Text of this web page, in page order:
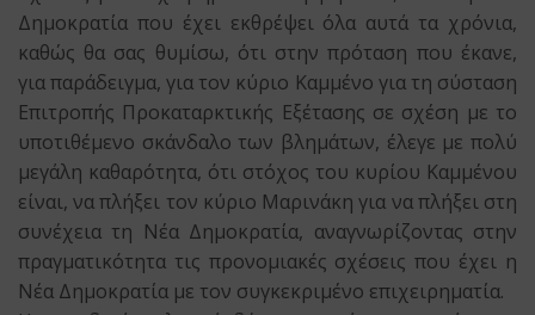
Δημοκρατία που έχει εκθρέψει όλα αυτά τα χρόνια,
καθώς θα σας θυμίσω, ότι στην πρόταση που έκανε,
για παράδειγμα, για τον κύριο Καμμένο για τη σύσταση
Επιτροπής Προκαταρκτικής Εξέτασης σε σχέση με το
υποτιθέμενο σκάνδαλο των βλημάτων, έλεγε με πολύ
μεγάλη καθαρότητα, ότι στόχος του κυρίου Καμμένου
είναι, να πλήξει τον κύριο Μαρινάκη για να πλήξει στη
συνέχεια τη Νέα Δημοκρατία, αναγνωρίζοντας στην
πραγματικότητα τις προνομιακές σχέσεις που έχει η
Νέα Δημοκρατία με τον συγκεκριμένο επιχειρηματία.